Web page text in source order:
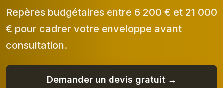
Repères budgétaires entre 6 200 € et 21 000
€ pour cadrer votre enveloppe avant
consultation.
Demander un devis gratuit →